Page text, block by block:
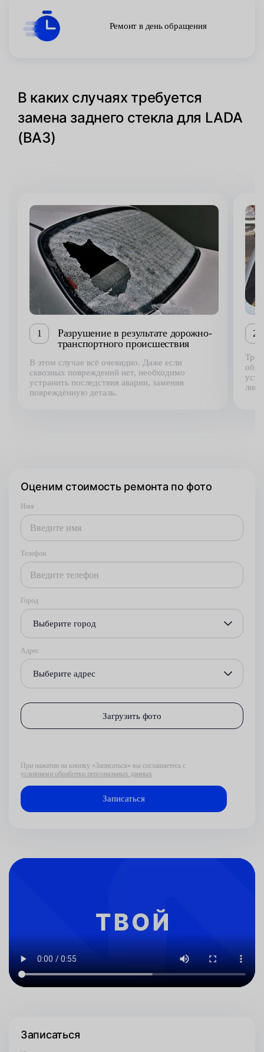
Ремонт в день обращения
В каких случаях требуется
замена заднего стекла для LADA
(ВАЗ)
1
Разрушение в результате дорожно-
транспортного происшествия
В этом случае всё очевидно. Даже если
сквозных повреждений нет, необходимо
устранить последствия аварии, заменив
повреждённую деталь.
2
Оценим стоимость ремонта по фото
Имя
Телефон
Город
Выберите город
Адрес
Выберите адрес
Загрузить фото
При нажатии на кнопку «Записаться» вы соглашаетесь с
условиями обработки персональных данных
Записаться